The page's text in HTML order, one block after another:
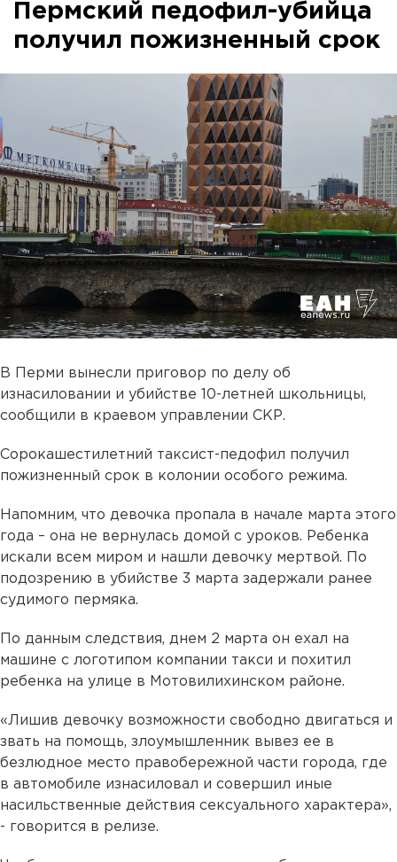
Пермский педофил-убийца
получил пожизненный срок
В Перми вынесли приговор по делу об
изнасиловании и убийстве 10-летней школьницы,
сообщили в краевом управлении СКР.
Сорокашестилетний таксист-педофил получил
пожизненный срок в колонии особого режима.
Напомним, что девочка пропала в начале марта этого
года – она не вернулась домой с уроков. Ребенка
искали всем миром и нашли девочку мертвой. По
подозрению в убийстве 3 марта задержали ранее
судимого пермяка.
По данным следствия, днем 2 марта он ехал на
машине с логотипом компании такси и похитил
ребенка на улице в Мотовилихинском районе.
«Лишив девочку возможности свободно двигаться и
звать на помощь, злоумышленник вывез ее в
безлюдное место правобережной части города, где
в автомобиле изнасиловал и совершил иные
насильственные действия сексуального характера»,
- говорится в релизе.